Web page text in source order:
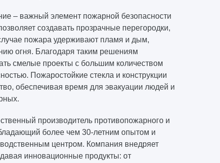
– важный элемент пожарной безопасности
создавать прозрачные перегородки,
пожара удерживают пламя и дым,
огня. Благодаря таким решениям
смелые проекты с большим количеством
Пожаростойкие стекла и конструкции
обеспечивая время для эвакуации людей и
производитель противопожарного и
более чем 30-летним опытом и
центром. Компания внедряет
инновационные продукты: от